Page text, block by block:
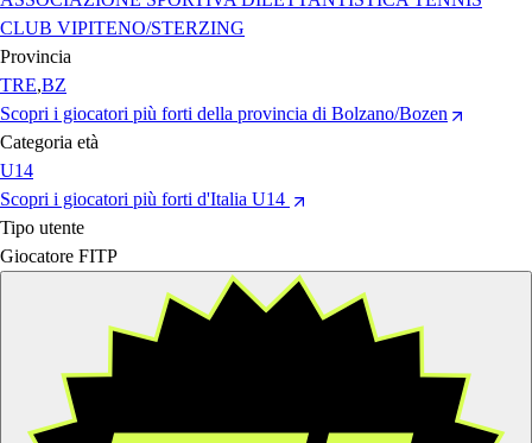
CLUB VIPITENO/STERZING
Provincia
TRE,BZ
Scopri i giocatori più forti della provincia di Bolzano/Bozen
Categoria età
U14
Scopri i giocatori più forti d'Italia U14
Tipo utente
Giocatore FITP